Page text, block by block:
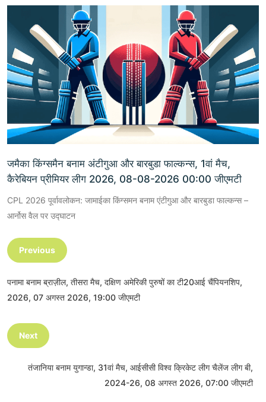
जमैका किंग्समैन बनाम अंटीगुआ और बारबुडा फाल्कन्स, 1वां मैच,
कैरेबियन प्रीमियर लीग 2026, 08-08-2026 00:00 जीएमटी
CPL 2026 पूर्वावलोकन: जामाईका किंग्समन बनाम एंटीगुआ और बारबुडा फाल्कन्स –
आर्नोस वैल पर उद्घाटन
Previous
पनामा बनाम ब्राज़ील, तीसरा मैच, दक्षिण अमेरिकी पुरुषों का टी20आई चैंपियनशिप,
2026, 07 अगस्त 2026, 19:00 जीएमटी
Next
तंजानिया बनाम युगान्डा, 31वां मैच, आईसीसी विश्व क्रिकेट लीग चैलेंज लीग बी,
2024-26, 08 अगस्त 2026, 07:00 जीएमटी